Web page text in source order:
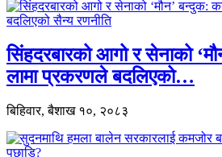
सिंहदरबारको आगो र सेनाको
लामा प्रकरणले बदलिएको…
बिहिवार, बैशाख १०, २०८३